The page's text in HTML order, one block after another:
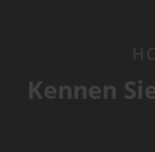
Kennen